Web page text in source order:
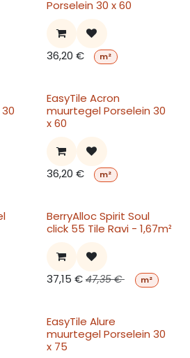
Porselein 30 x 60
36,20 € m²
EasyTile Acron
muurtegel Porselein 30
x 60
36,20 € m²
BerryAlloc Spirit Soul
click 55 Tile Ravi - 1,67m²
37,15 € 47,35€ m²
EasyTile Alure
muurtegel Porselein 30
x 75